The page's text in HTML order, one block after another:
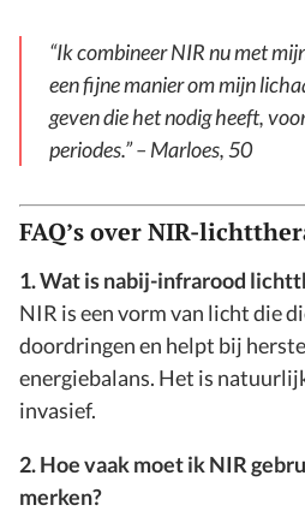
“Ik combineer NIR nu met
een fijne manier om mijn
geven die het nodig heeft,
periodes.” – Marloes, 50
FAQ’s over NIR-
1. Wat is nabij-infrarood
NIR is een vorm van licht die
doordringen en helpt bij
energiebalans. Het is
invasief.
2. Hoe vaak moet ik NIR
merken?